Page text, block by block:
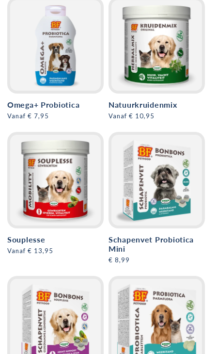
Omega+ Probiotica
Normale
Vanaf € 7,95
Natuurkruidenmix
Normale
Vanaf € 10,95
Souplesse
Normale
Vanaf € 13,95
Schapenvet Probiotica
Mini
Normale
€ 8,99